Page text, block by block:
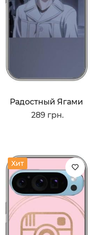
Радостный Ягами
289 грн.
Хит